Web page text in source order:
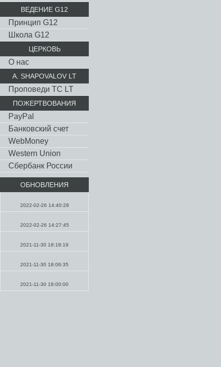
ВЕДЕНИЕ G12
Принцип G12
Школа G12
ЦЕРКОВЬ
О нас
A. SHAPOVALOV LT
Проповеди TC LT
ПОЖЕРТВОВАНИЯ
PayPal
Банковский счет
WebMoney
Western Union
Сбербанк России
ОБНОВЛЕНИЯ
2022-02-26 14:40:28
2022-02-26 14:27:45
2021-11-30 18:18:19
2021-11-30 18:06:35
2021-11-30 18:00:00